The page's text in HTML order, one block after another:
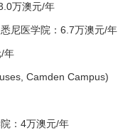
万澳元/年
尼医学院：6.7万澳元/年
年
Camden Campus)
：4万澳元/年